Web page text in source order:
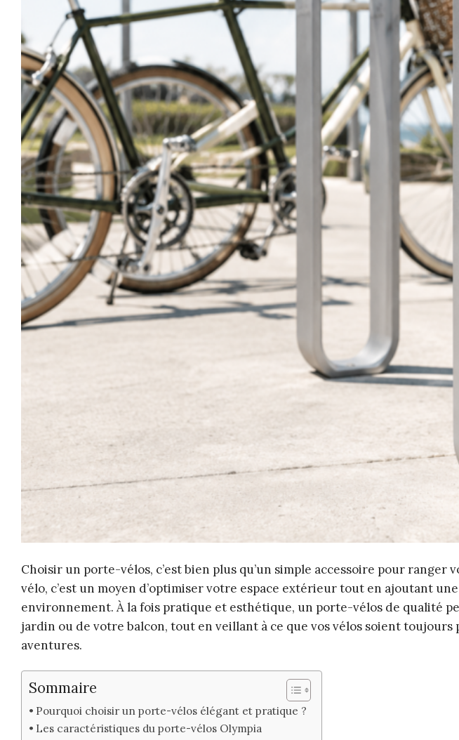
Choisir un porte-vélos, c’est bien plus qu’un simple accessoire pour ranger
vélo, c’est un moyen d’optimiser votre espace extérieur tout en ajoutant
environnement. À la fois pratique et esthétique, un porte-vélos de qualité
jardin ou de votre balcon, tout en veillant à ce que vos vélos soient
aventures.
Sommaire
Pourquoi choisir un porte-vélos élégant et pratique ?
Les caractéristiques du porte-vélos Olympia